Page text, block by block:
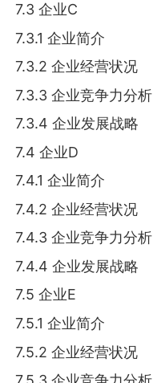
7.3 企业C
7.3.1 企业简介
7.3.2 企业经营状况
7.3.3 企业竞争力分析
7.3.4 企业发展战略
7.4 企业D
7.4.1 企业简介
7.4.2 企业经营状况
7.4.3 企业竞争力分析
7.4.4 企业发展战略
7.5 企业E
7.5.1 企业简介
7.5.2 企业经营状况